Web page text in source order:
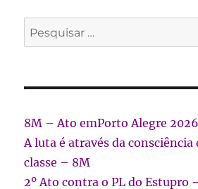
Pesquisar
por:
8M – Ato emPorto Alegre 2026
A luta é através da consciência
classe – 8M
2º Ato contra o PL do Estupro